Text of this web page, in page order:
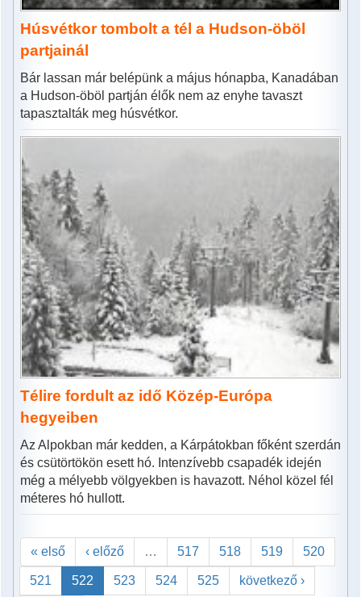
Húsvétkor tombolt a tél a Hudson-öböl
partjainál
Bár lassan már belépünk a május hónapba, Kanadában
a Hudson-öböl partján élők nem az enyhe tavaszt
tapasztalták meg húsvétkor.
Télire fordult az idő Közép-Európa
hegyeiben
Az Alpokban már kedden, a Kárpátokban főként szerdán
és csütörtökön esett hó. Intenzívebb csapadék idején
még a mélyebb völgyekben is havazott. Néhol közel fél
méteres hó hullott.
« első ‹ előző … 517 518 519 520
521 522 523 524 525 következő ›